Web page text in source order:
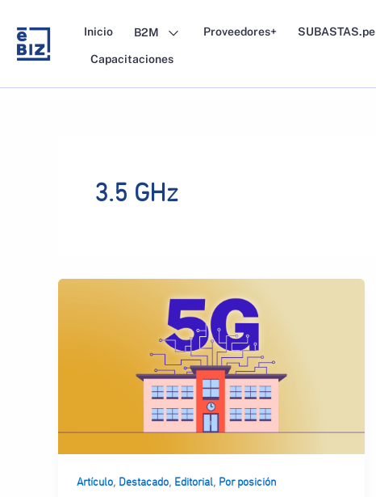
content
Inicio B2M Proveedores+ SUBASTAS.pe
Capacitaciones
3.5 GHz
Artículo, Destacado, Editorial, Por posición